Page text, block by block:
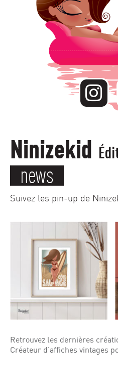
Ninizekid
news
Suivez les pin-up de
Retrouvez les dernières
Créateur d’affiches vintages